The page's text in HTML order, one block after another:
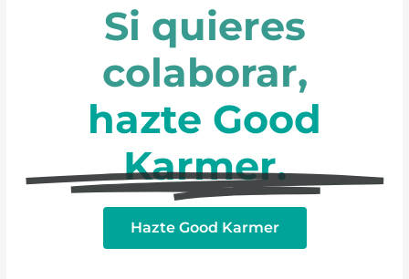
Si quieres
colaborar,
hazte Good
Karmer.
Hazte Good Karmer